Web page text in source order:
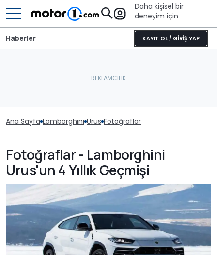
Daha kişisel bir
deneyim için
KAYIT OL / GİRİŞ YAP
Haberler
Ana Sayfa Lamborghini Urus Fotoğraflar
Fotoğraflar - Lamborghini
Urus'un 4 Yıllık Geçmişi